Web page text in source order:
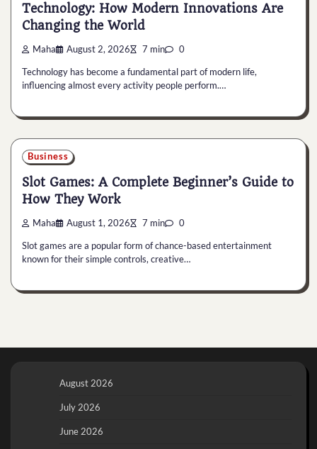
Technology: How Modern Innovations Are
Changing the World
Maha August 2, 2026 7 min 0
Technology has become a fundamental part of modern life,
influencing almost every activity people perform.…
Business
Slot Games: A Complete Beginner’s Guide to
How They Work
Maha August 1, 2026 7 min 0
Slot games are a popular form of chance-based entertainment
known for their simple controls, creative…
August 2026
July 2026
June 2026